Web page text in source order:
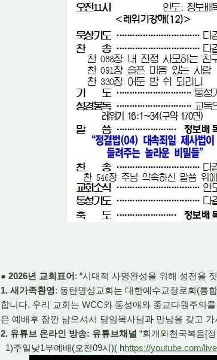
● 2026년 교회표어: “시대적 사명완성을 위해 성전을
1. 새가족환영: 동탄명성교회는 대한예수교장로회(통
합니다. 우리 교회는 WCC와 동성애와 종교다원주의
은 예배후 잠깐 남으셔서 담임목사님과 만남을 갖고
2. 유튜브 온라인 방송: 유튜브채널 “회개와천국복음[
1)주일낮1부예배(오전09시)( hhttps://youtube.com/